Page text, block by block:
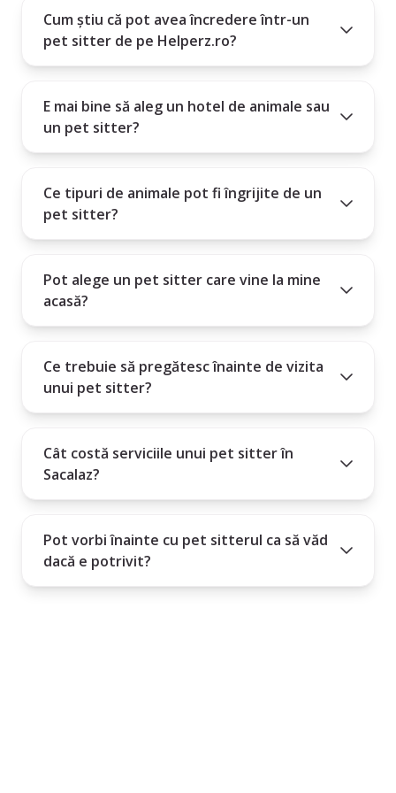
Alegerea unui pet sitter este mai mult decât un serviciu - este o relație
de încredere între om și animal.
Cum știu că pot avea încredere într-un
pet sitter de pe Helperz.ro?
E mai bine să aleg un hotel de animale sau
un pet sitter?
Ce tipuri de animale pot fi îngrijite de un
pet sitter?
Pot alege un pet sitter care vine la mine
acasă?
Ce trebuie să pregătesc înainte de vizita
unui pet sitter?
Cât costă serviciile unui pet sitter în
Sacalaz?
Pot vorbi înainte cu pet sitterul ca să văd
dacă e potrivit?